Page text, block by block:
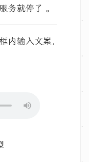
务就停了 。
内输入文案，